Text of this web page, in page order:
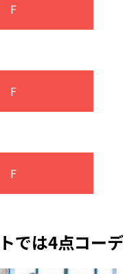
F
F
F
では4点コー